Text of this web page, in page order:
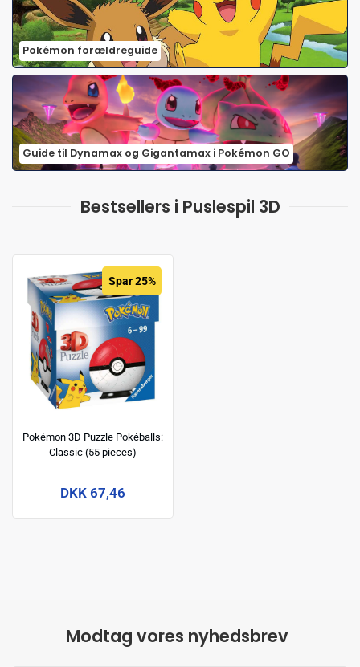
Pokémon forældreguide
Guide til Dynamax og Gigantamax i Pokémon GO
Bestsellers i Puslespil 3D
Spar 25%
Pokémon 3D Puzzle Pokéballs:
Classic (55 pieces)
DKK 67,46
Modtag vores nyhedsbrev